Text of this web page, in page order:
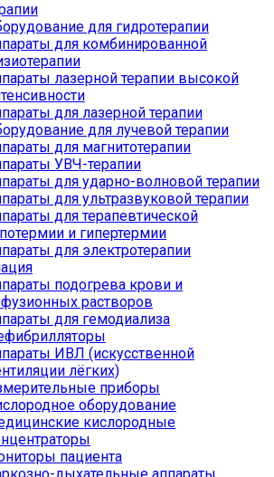
для гидротерапии
для комбинированной
лазерной терапии высокой
для лазерной терапии
для лучевой терапии
для магнитотерапии
УВЧ-терапии
для ударно-волновой терапии
для ультразвуковой терапии
для терапевтической
и гипертермии
для электротерапии
подогрева крови и
растворов
для гемодиализа
ИВЛ (искусственной
лёгких)
приборы
оборудование
кислородные
пациента